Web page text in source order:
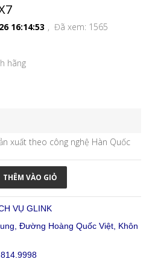
16:14:53 , Đã xem: 1565
hãng
xuất theo công nghệ Hàn Quốc
VỤ GLINK
Đường Hoàng Quốc Việt, Khôn